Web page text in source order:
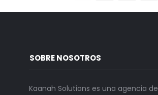
SOBRE NOSOTROS
Kaanah Solutions es una agencia de